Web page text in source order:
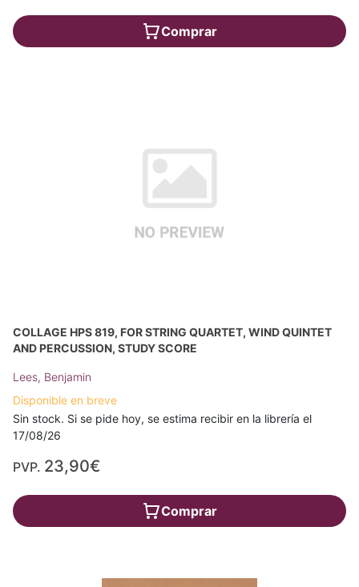
Comprar
COLLAGE HPS 819, FOR STRING QUARTET, WIND QUINTET
AND PERCUSSION, STUDY SCORE
Lees, Benjamin
Disponible en breve
Sin stock. Si se pide hoy, se estima recibir en la librería el
17/08/26
PVP. 23,90€
Comprar